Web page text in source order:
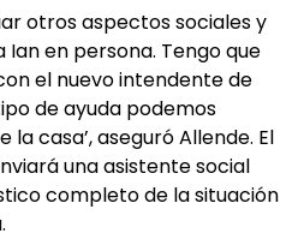
otros aspectos sociales y
en persona. Tengo que
el nuevo intendente de
de ayuda podemos
casa’, aseguró Allende. El
una asistente social
completo de la situación